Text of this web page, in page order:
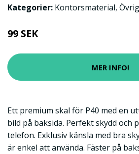
Kategorier: Kontorsmaterial,
99 SEK
MER INFO!
Ett premium skal för P40 med en
bild på baksida. Perfekt skydd och
telefon. Exklusiv känsla med bra
är enkel att använda. Fäster på